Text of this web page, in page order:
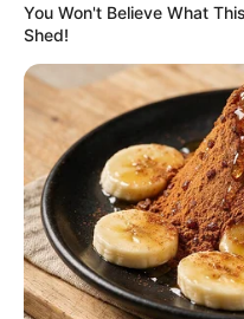
berlapis-lapis sehingga saat
lapisan warna yang cantik.
Pematangannya dengan
menggunakan beberapa
4. Harira – Maroko
You Won't Believe What
Shed!